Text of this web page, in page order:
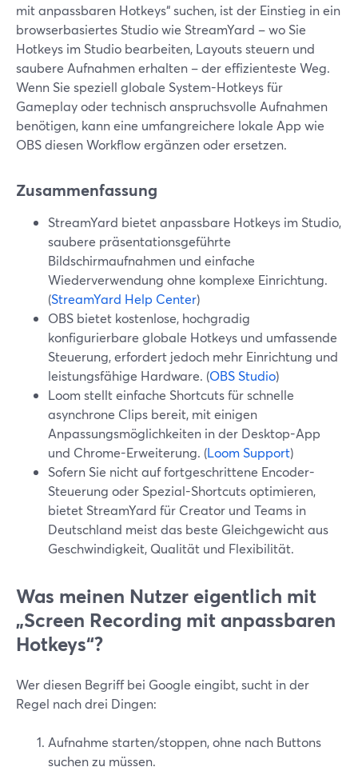
mit anpassbaren Hotkeys“ suchen, ist der Einstieg in ein
browserbasiertes Studio wie StreamYard – wo Sie
Hotkeys im Studio bearbeiten, Layouts steuern und
saubere Aufnahmen erhalten – der effizienteste Weg.
Wenn Sie speziell globale System-Hotkeys für
Gameplay oder technisch anspruchsvolle Aufnahmen
benötigen, kann eine umfangreichere lokale App wie
OBS diesen Workflow ergänzen oder ersetzen.
Zusammenfassung
StreamYard bietet anpassbare Hotkeys im Studio,
saubere präsentationsgeführte
Bildschirmaufnahmen und einfache
Wiederverwendung ohne komplexe Einrichtung.
(StreamYard Help Center)
OBS bietet kostenlose, hochgradig
konfigurierbare globale Hotkeys und umfassende
Steuerung, erfordert jedoch mehr Einrichtung und
leistungsfähige Hardware. (OBS Studio)
Loom stellt einfache Shortcuts für schnelle
asynchrone Clips bereit, mit einigen
Anpassungsmöglichkeiten in der Desktop-App
und Chrome-Erweiterung. (Loom Support)
Sofern Sie nicht auf fortgeschrittene Encoder-
Steuerung oder Spezial-Shortcuts optimieren,
bietet StreamYard für Creator und Teams in
Deutschland meist das beste Gleichgewicht aus
Geschwindigkeit, Qualität und Flexibilität.
Was meinen Nutzer eigentlich mit
„Screen Recording mit anpassbaren
Hotkeys“?
Wer diesen Begriff bei Google eingibt, sucht in der
Regel nach drei Dingen:
Aufnahme starten/stoppen, ohne nach Buttons
suchen zu müssen.